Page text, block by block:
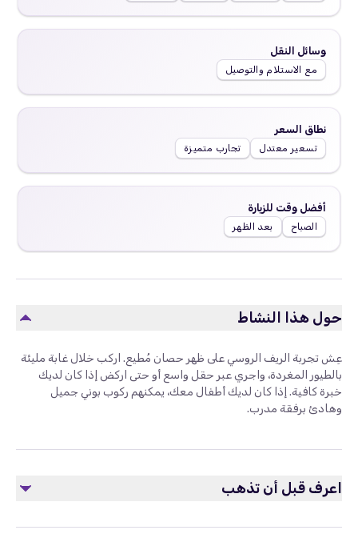
وسائل النقل
مع الاستلام والتوصيل
نطاق السعر
تسعير معتدل تجارب متميزة
أفضل وقت للزيارة
الصباح بعد الظهر
حول هذا النشاط
عِش تجربة الريف الروسي على ظهر حصان مُطيع. اركب خلال غابة مليئة
بالطيور المغردة، واجري عبر حقل واسع أو حتى اركض إذا كان لديك
خبرة كافية. إذا كان لديك أطفال معك، يمكنهم ركوب بوني جميل
وهادئ برفقة مدرب.
اعرف قبل أن تذهب
تظل الخيول حيوانات وليست مركبات. يُرجى معاملتها بلطف